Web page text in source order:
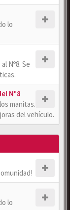
lo
Nº8. Se
Nº8
manitas.
del vehículo.
lo